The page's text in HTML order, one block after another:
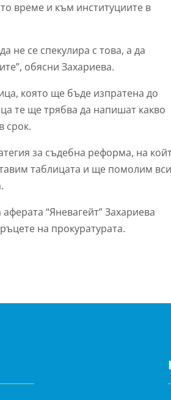
време и към институциите в
не се спекулира с това, а да
обясни Захариева.
която ще бъде изпратена до
те ще трябва да напишат какво
срок.
за съдебна реформа, на
таблицата и ще помолим
“Яневагейт” Захариева
на прокуратурата.